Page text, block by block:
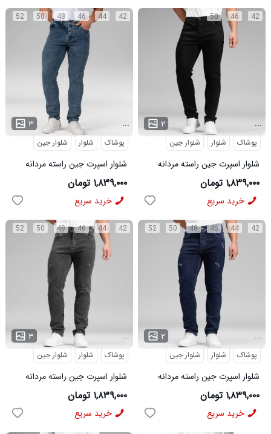
42
44
46
48
50
52
۳ ...
پوشاک شلوار شلوار جین
شلوار اسپرت جین راسته مردانه
مدل 48626
۱,۸۳۹,۰۰۰ تومان
خرید سریع
42
46
50
۲ ...
پوشاک شلوار شلوار جین
شلوار اسپرت جین راسته مردانه
مشکی مدل 48607
۱,۸۳۹,۰۰۰ تومان
خرید سریع
42
44
46
48
50
52
۳ ...
پوشاک شلوار شلوار جین
شلوار اسپرت جین راسته مردانه
ذغالی مدل 48448
۱,۸۳۹,۰۰۰ تومان
خرید سریع
42
44
46
48
50
52
۲ ...
پوشاک شلوار شلوار جین
شلوار اسپرت جین راسته مردانه
مدل 48449
۱,۸۳۹,۰۰۰ تومان
خرید سریع